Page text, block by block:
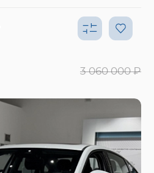
3 060 000 ₽